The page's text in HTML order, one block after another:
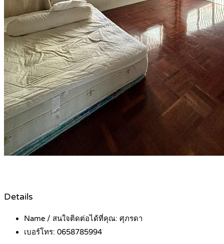
Details
Name / สนใจติดต่อได้ที่คุณ: ศุภรดา
เบอร์โทร: 0658785994